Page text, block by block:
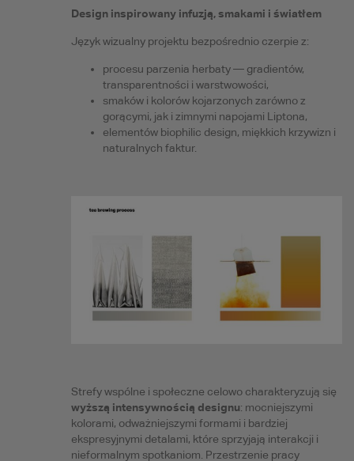
Design inspirowany infuzją, smakami i światłem
Język wizualny projektu bezpośrednio czerpie z:
procesu parzenia herbaty — gradientów,
transparentności i warstwowości,
smaków i kolorów kojarzonych zarówno z
gorącymi, jak i zimnymi napojami Liptona,
elementów biophilic design, miękkich krzywizn i
naturalnych faktur.
Strefy wspólne i społeczne celowo charakteryzują się
wyższą intensywnością designu: mocniejszymi
kolorami, odważniejszymi formami i bardziej
ekspresyjnymi detalami, które sprzyjają interakcji i
nieformalnym spotkaniom. Przestrzenie pracy